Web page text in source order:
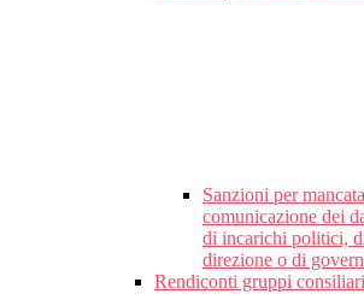
Sanzioni per
comunicazione dei
di incarichi politici,
direzione o di
Rendiconti gruppi